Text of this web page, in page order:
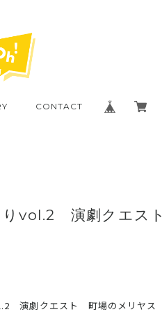
CONTACT
りvol.2 演劇クエス
演劇クエスト 町場のメリヤス